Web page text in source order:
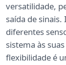
versatilidade,
saída de
diferentes
sistema às
flexibilidade é